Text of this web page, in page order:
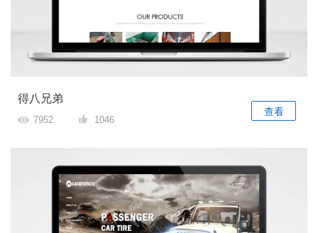
得八兄弟
7952 1046
查看